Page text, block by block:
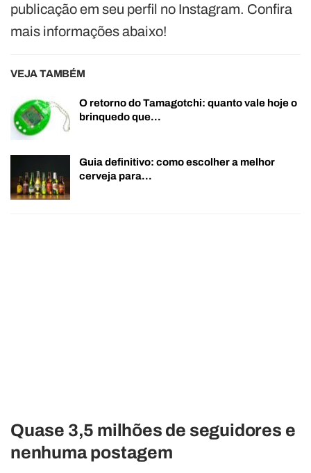
publicação em seu perfil no Instagram. Confira
mais informações abaixo!
VEJA TAMBÉM
O retorno do Tamagotchi: quanto vale hoje o
brinquedo que…
Guia definitivo: como escolher a melhor
cerveja para…
Quase 3,5 milhões de seguidores e
nenhuma postagem